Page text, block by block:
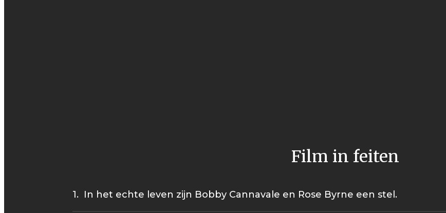
Film in feiten
1. In het echte leven zijn Bobby Cannavale en Rose Byrne een stel.